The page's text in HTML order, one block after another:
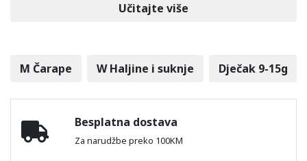
Učitajte više
M Čarape W Haljine i suknje Dječak 9-15g
Besplatna dostava
Za narudžbe preko 100KM